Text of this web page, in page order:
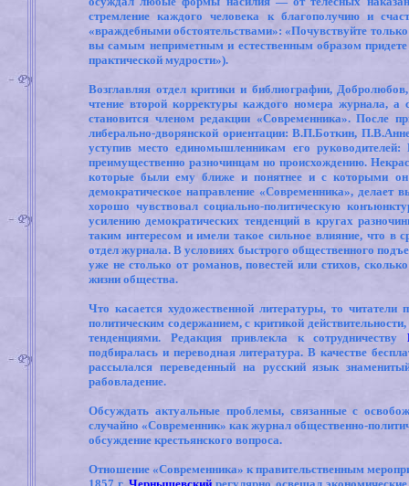
стремление каждого человека к благополучию и
«враждебными обстоятельствами»: «Почувствуйте
вы самым неприметным и естественным образом
практической мудрости»).
Возглавляя отдел критики и библиографии,
чтение второй корректуры каждого номера журнала,
становится членом редакции «Современника». После
либерально-дворянской ориентации: В.П.Боткин,
уступив место единомышленникам его
преимущественно разночинцам но происхождению.
которые были ему ближе и понятнее и с которыми
демократическое направление «Современника»,
хорошо чувствовал социально-политическую
усилению демократических тенденций в кругах
таким интересом и имели такое сильное влияние, что в
отдел журнала. В условиях быстрого общественного
уже не столько от романов, повестей или стихов,
жизни общества.
Что касается художественной литературы, то
политическим содержанием, с критикой
тенденциями. Редакция привлекла к сотрудничеству
подбиралась и переводная литература. В качестве
рассылался переведенный на русский язык
рабовладение.
Обсуждать актуальные проблемы, связанные с
случайно «Современник» как журнал общественно-
обсуждение крестьянского вопроса.
Отношение «Современника» к правительственным